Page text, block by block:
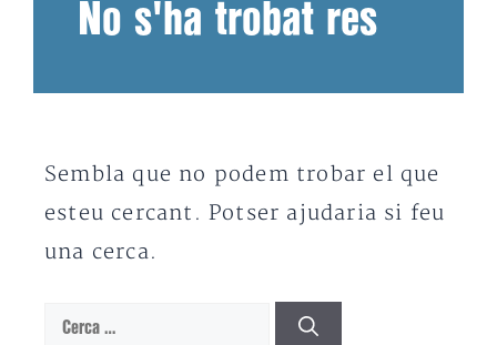
No s'ha trobat res
Sembla que no podem trobar el que
esteu cercant. Potser ajudaria si feu
una cerca.
Cerca: